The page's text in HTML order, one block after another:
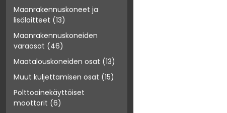
Maanrakennuskoneet ja
lisälaitteet (13)
Maanrakennuskoneiden
varaosat (46)
Maatalouskoneiden osat (13)
Muut kuljettamisen osat (15)
Polttoainekäyttöiset
moottorit (6)